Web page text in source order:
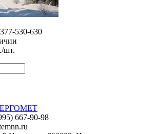
530-630
шт.
667-90-98